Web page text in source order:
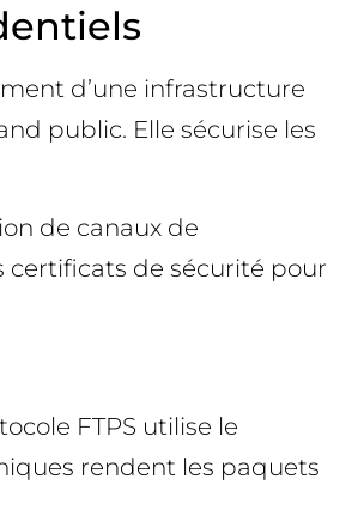
d’une infrastructure
public. Elle sécurise les
de canaux de
certificats de sécurité pour
FTPS utilise le
rendent les paquets